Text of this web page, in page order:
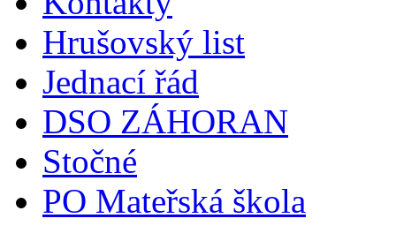
Hrušovský list
Jednací řád
DSO ZÁHORAN
Stočné
PO Mateřská škola